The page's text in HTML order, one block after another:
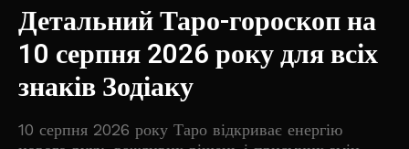
Детальний Таро-гороскоп на
10 серпня 2026 року для всіх
знаків Зодіаку
10 серпня 2026 року Таро відкриває енергію